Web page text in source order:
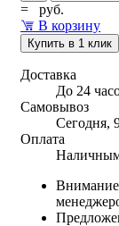
=
руб.
В корзину
Купить в 1 клик
Доставка
До 24
Самовывоз
Сегодня,
Оплата